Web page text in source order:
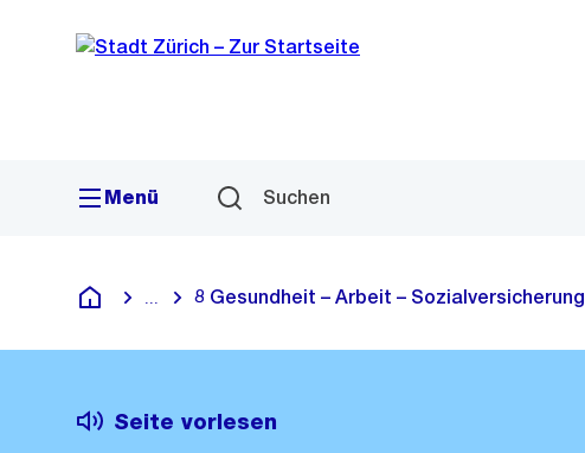
Navigation
Sprunglink
Menü Suchen
Deutsch
Blende alle Breadcrumbs ein
8 Gesundheit – Arbeit –
Seite vorlesen